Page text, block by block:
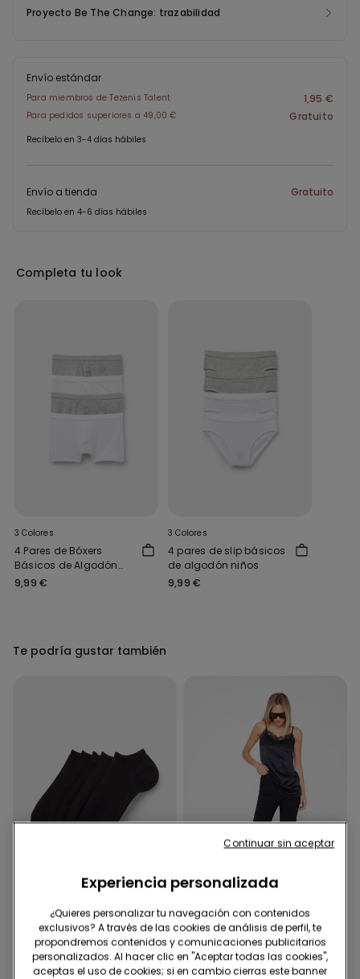
Proyecto Be The Change: trazabilidad
Envío estándar
Para miembros de Tezenis Talent 1,95 €
Para pedidos superiores a 49,00 € Gratuito
Recíbelo en 3-4 días hábiles
Envío a tienda Gratuito
Recíbelo en 4-6 días hábiles
Completa tu look
3 Colores
4 Pares de Bóxers
Básicos de Algodón
Niño
9,99 €
3 Colores
4 pares de slip básicos
de algodón niños
9,99 €
Te podría gustar también
4 Colores
5 Pares Calcetines
1 Color
Pantalón Acampanado de
Experiencia personalizada
¿Quieres personalizar tu navegación con contenidos
exclusivos? A través de las cookies de análisis de perfil, te
propondremos contenidos y comunicaciones publicitarios
personalizados. Al hacer clic en "Aceptar todas las cookies",
aceptas el uso de cookies; si en cambio cierras este banner
Continuar sin aceptar